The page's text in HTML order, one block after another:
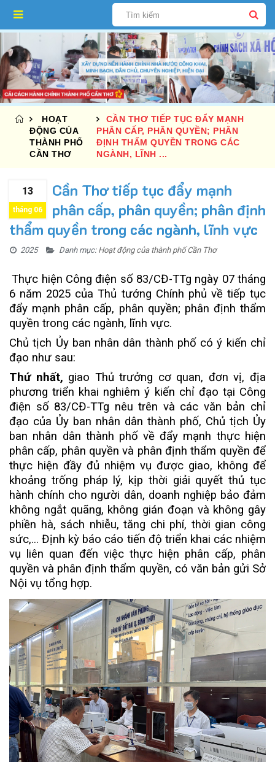
HOẠT
ĐỘNG CỦA
THÀNH PHỐ
CẦN THƠ
CẦN THƠ TIẾP TỤC ĐẨY MẠNH
PHÂN CẤP, PHÂN QUYỀN; PHÂN
ĐỊNH THẨM QUYỀN TRONG CÁC
NGÀNH, LĨNH ...
13
tháng 06
Cần Thơ tiếp tục đẩy mạnh
phân cấp, phân quyền; phân định
thẩm quyền trong các ngành, lĩnh vực
2025 Danh mục: Hoạt động của thành phố Cần Thơ
Thực hiện Công điện số 83/CĐ-TTg ngày 07 tháng
6 năm 2025 của Thủ tướng Chính phủ về tiếp tục
đẩy mạnh phân cấp, phân quyền; phân định thẩm
quyền trong các ngành, lĩnh vực.
Chủ tịch Ủy ban nhân dân thành phố có ý kiến chỉ
đạo như sau:
Thứ nhất, giao Thủ trưởng cơ quan, đơn vị, địa
phương triển khai nghiêm ý kiến chỉ đạo tại Công
điện số 83/CĐ-TTg nêu trên và các văn bản chỉ
đạo của Ủy ban nhân dân thành phố, Chủ tịch Ủy
ban nhân dân thành phố về đẩy mạnh thực hiện
phân cấp, phân quyền và phân định thẩm quyền để
thực hiện đầy đủ nhiệm vụ được giao, không để
khoảng trống pháp lý, kịp thời giải quyết thủ tục
hành chính cho người dân, doanh nghiệp bảo đảm
không ngắt quãng, không gián đoạn và không gây
phiền hà, sách nhiễu, tăng chi phí, thời gian công
sức,... Định kỳ báo cáo tiến độ triển khai các nhiệm
vụ liên quan đến việc thực hiện phân cấp, phân
quyền và phân định thẩm quyền, có văn bản gửi Sở
Nội vụ tổng hợp.